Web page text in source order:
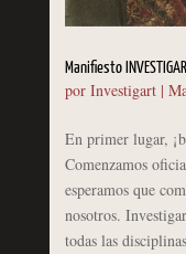
Manifiesto INVESTIGART
por Investigart|
En primer lugar,
Comenzamos
esperamos que
nosotros.
todas las